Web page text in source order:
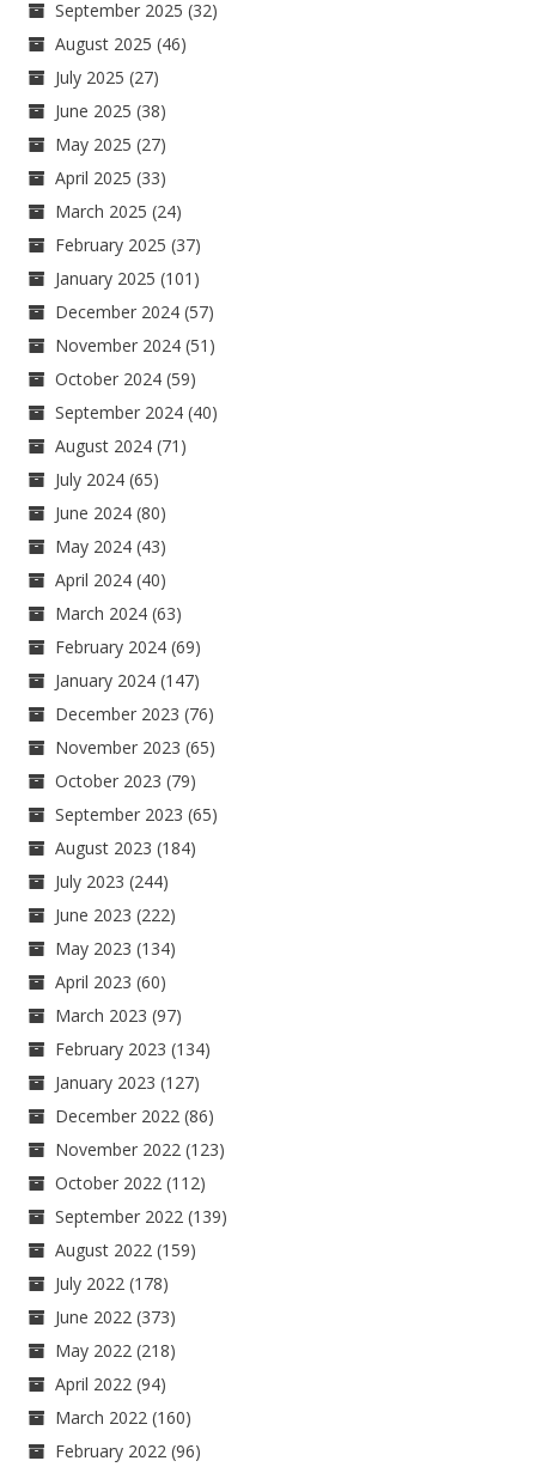
September 2025 (32)
August 2025 (46)
July 2025 (27)
June 2025 (38)
May 2025 (27)
April 2025 (33)
March 2025 (24)
February 2025 (37)
January 2025 (101)
December 2024 (57)
November 2024 (51)
October 2024 (59)
September 2024 (40)
August 2024 (71)
July 2024 (65)
June 2024 (80)
May 2024 (43)
April 2024 (40)
March 2024 (63)
February 2024 (69)
January 2024 (147)
December 2023 (76)
November 2023 (65)
October 2023 (79)
September 2023 (65)
August 2023 (184)
July 2023 (244)
June 2023 (222)
May 2023 (134)
April 2023 (60)
March 2023 (97)
February 2023 (134)
January 2023 (127)
December 2022 (86)
November 2022 (123)
October 2022 (112)
September 2022 (139)
August 2022 (159)
July 2022 (178)
June 2022 (373)
May 2022 (218)
April 2022 (94)
March 2022 (160)
February 2022 (96)